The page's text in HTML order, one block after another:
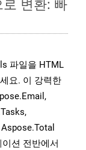
로 변환: 빠
파일을 HTML
요. 이 강력한
션 전반에서